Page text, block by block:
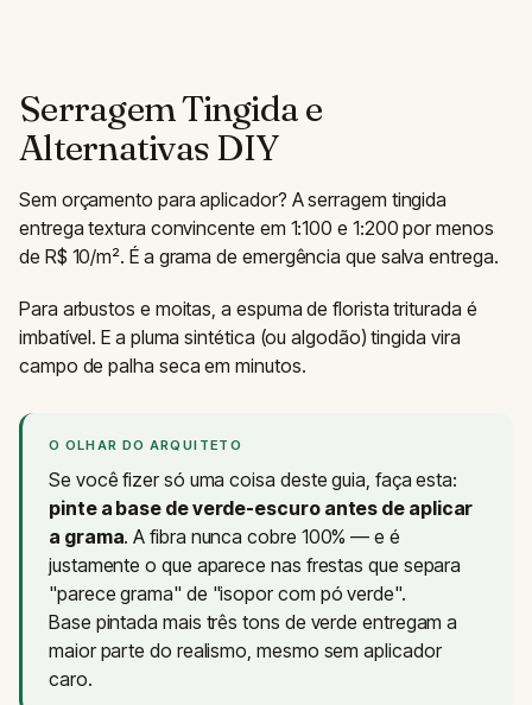
Serragem Tingida e
Alternativas DIY
Sem orçamento para aplicador? A serragem tingida
entrega textura convincente em 1:100 e 1:200 por menos
de R$ 10/m². É a grama de emergência que salva entrega.
Para arbustos e moitas, a espuma de florista triturada é
imbatível. E a pluma sintética (ou algodão) tingida vira
campo de palha seca em minutos.
O OLHAR DO ARQUITETO
Se você fizer só uma coisa deste guia, faça esta:
pinte a base de verde-escuro antes de aplicar
a grama. A fibra nunca cobre 100% — e é
justamente o que aparece nas frestas que separa
"parece grama" de "isopor com pó verde".
Base pintada mais três tons de verde entregam a
maior parte do realismo, mesmo sem aplicador
caro.